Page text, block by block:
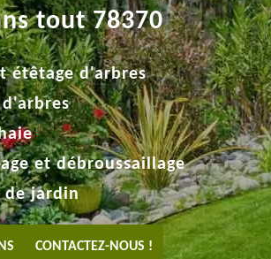
tout 78370
étêtage d'arbres
et débroussaillage
de jardin
CONTACTEZ-NOUS !